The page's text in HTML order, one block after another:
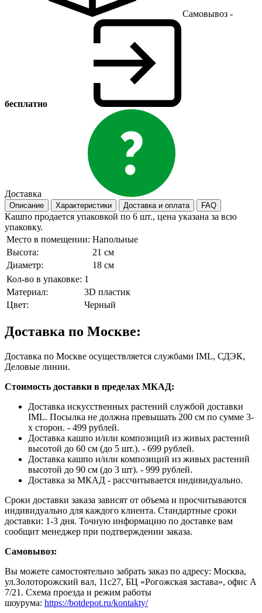
Самовывоз -
бесплатно
Доставка
Описание Характеристики Доставка и оплата FAQ
Кашпо продается упаковкой по 6 шт., цена указана за всю
упаковку.
Место в помещении: Напольные
Высота:
21 см
Диаметр:
18 см
Кол-во в упаковке: 1
Материал:
3D пластик
Цвет:
Черный
Доставка по Москве:
Доставка по Москве осуществляется службами IML, СДЭК,
Деловые линии.
Стоимость доставки в пределах МКАД:
Доставка искусственных растений службой доставки
IML. Посылка не должна превышать 200 см по сумме 3-
х сторон. - 499 рублей.
Доставка кашпо и/или композиций из живых растений
высотой до 60 см (до 5 шт.). - 699 рублей.
Доставка кашпо и/или композиций из живых растений
высотой до 90 см (до 3 шт). - 999 рублей.
Доставка за МКАД - рассчитывается индивидуально.
Сроки доставки заказа зависят от объема и просчитываются
индивидуально для каждого клиента. Стандартные сроки
доставки: 1-3 дня. Точную информацию по доставке вам
сообщит менеджер при подтверждении заказа.
Самовывоз:
Вы можете самостоятельно забрать заказ по адресу: Москва,
ул.Золоторожский вал, 11с27, БЦ «Рогожская застава», офис А
7/21. Схема проезда и режим работы
шоурума: https://botdepot.ru/kontakty/